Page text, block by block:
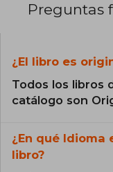
Preguntas
¿El libro es
Todos los libros
catálogo son
¿En qué Idioma
libro?